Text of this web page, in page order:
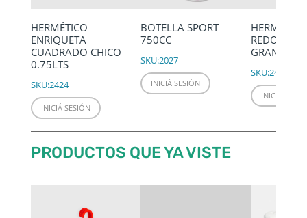
HERMÉTICO
ENRIQUETA
CUADRADO CHICO
0.75LTS
SKU:2424
INICIÁ SESIÓN
BOTELLA SPORT
750CC
SKU:2027
INICIÁ SESIÓN
HERMÉTICO
REDONDO
GRANDE
SKU:2432
INICIÁ
PRODUCTOS QUE YA VISTE